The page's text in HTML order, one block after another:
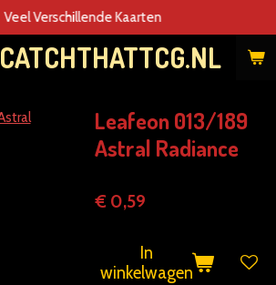
Veel Verschillende Kaarten
Leafeon 013/189
Astral Radiance
€ 0,59
In
winkelwagen